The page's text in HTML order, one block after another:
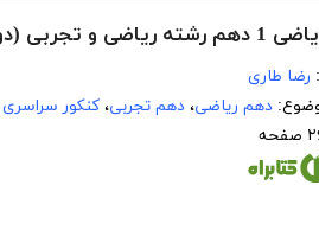
60 درصد)
رضا طاری
دهم ریاضی، دهم تجربی، کنکور